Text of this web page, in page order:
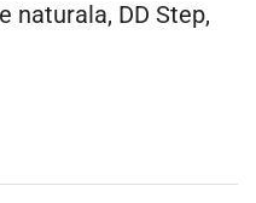
naturala, DD Step,